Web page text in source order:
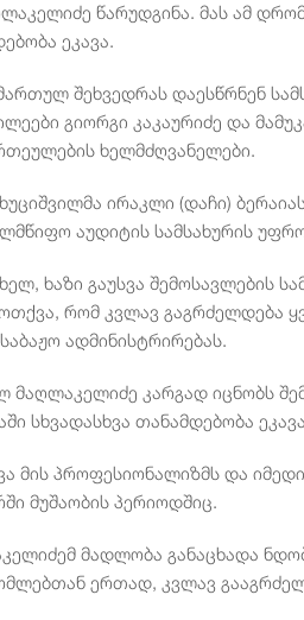
წარუდგინა. მას ამ
ეკავა.
შეხვედრას დაესწრნენ
გიორგი კაკაურიძე და
ხელმძღვანელები.
ირაკლი (დაჩი)
აუდიტის სამსახურის
ხაზი გაუსვა შემოსავლების
რომ კვლავ გაგრძელდება
ადმინისტრირებას.
მაღლაკელიძე კარგად იცნობს
სხვადასხვა თანამდებობა
მის პროფესიონალიზმს და
მუშაობის პერიოდშიც.
მადლობა განაცხადა
ერთად, კვლავ